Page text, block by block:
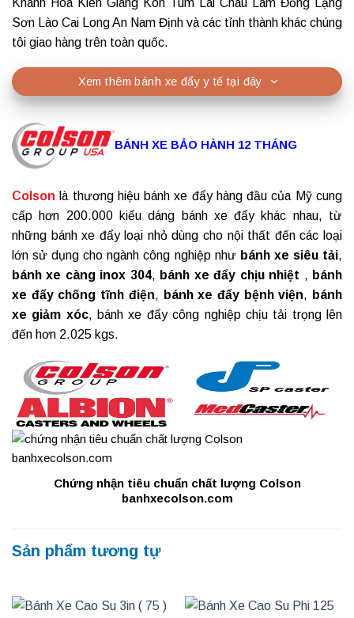
Sơn Lào Cai Long An Nam Định và các tỉnh thành khác chúng
tôi giao hàng trên toàn quốc.
Xem thêm bánh xe đẩy y tế tại đây
BÁNH XE BẢO HÀNH 12 THÁNG
Colson là thương hiệu bánh xe đẩy hàng đầu của Mỹ cung
cấp hơn 200.000 kiểu dáng
bánh xe đẩykhác nhau, từ
những bánh xe đẩy loại nhỏ dùng cho nội thất đến các loại
lớn sử dụng cho ngành công nghiệp như bánh xe siêu tải,
bánh xe càng inox 304, bánh xe đẩy chịu nhiệt , bánh
xe đẩy chống tĩnh điện, bánh xe đẩy bệnh viện, bánh
xe giảm xóc, bánh xe đẩy công nghiệpchịu tải trọng lên
đến hơn 2.025 kgs.
Chứng nhận tiêu chuẩn chất lượng Colson
banhxecolson.com
Sản phẩm tương tự